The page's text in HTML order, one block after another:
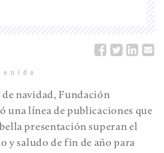
navidad, Fundación
una línea de publicaciones que
presentación superan el
y saludo de fin de año para